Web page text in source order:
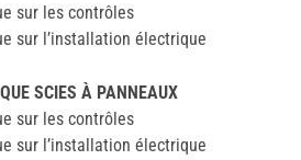
sur les contrôles
sur l’installation électrique
SCIES À PANNEAUX
sur les contrôles
sur l’installation électrique